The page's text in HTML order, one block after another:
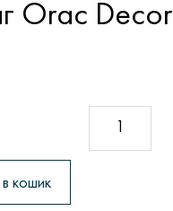
Orac Decor
кошик